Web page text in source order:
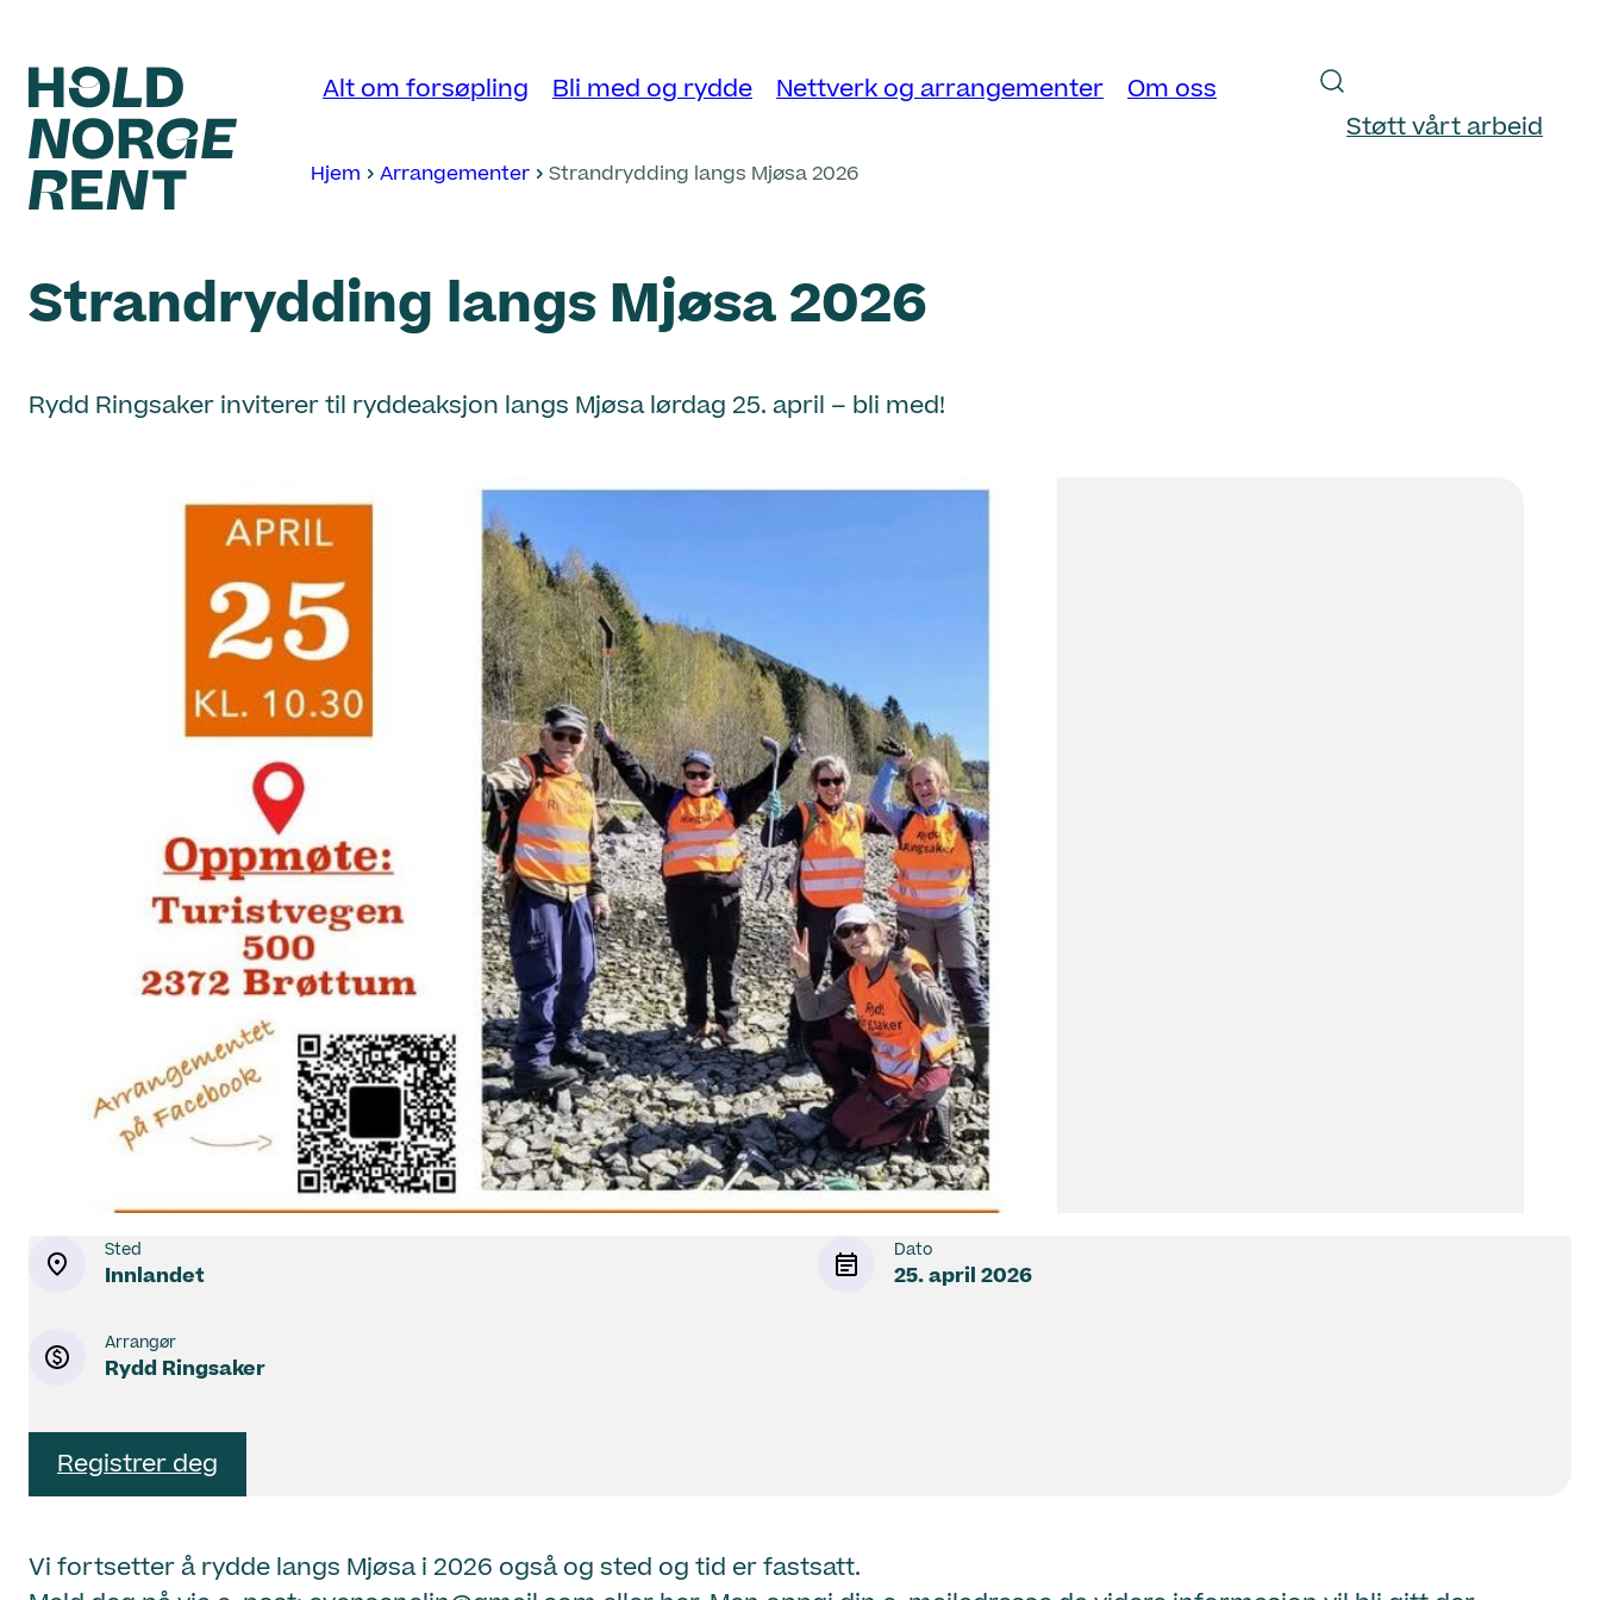
til
innhold
Norge
Rent
Alt om forsøpling Bli med og rydde Nettverk og arrangementer
Om oss
Støtt vårt arbeid
Hjem Arrangementer Strandrydding langs Mjøsa 2026
Strandrydding langs Mjøsa 2026
Rydd Ringsaker inviterer til ryddeaksjon langs Mjøsa lørdag 25. april – bli med!
Sted
Innlandet
Dato
25. april 2026
Arrangør
Rydd Ringsaker
Registrer deg
Vi fortsetter å rydde langs Mjøsa i 2026 også og sted og tid er fastsatt.